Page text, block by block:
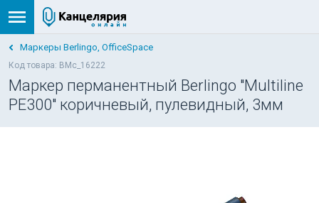
Маркеры Berlingo, OfficeSpace
Код товара: BMc_16222
Маркер перманентный Berlingo "Multiline
PE300" коричневый, пулевидный, 3мм